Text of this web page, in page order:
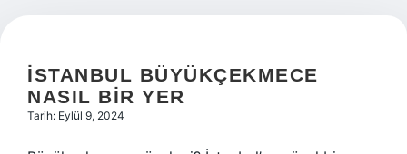
İSTANBUL BÜYÜKÇEKMECE
NASIL BIR YER
Tarih: Eylül 9, 2024